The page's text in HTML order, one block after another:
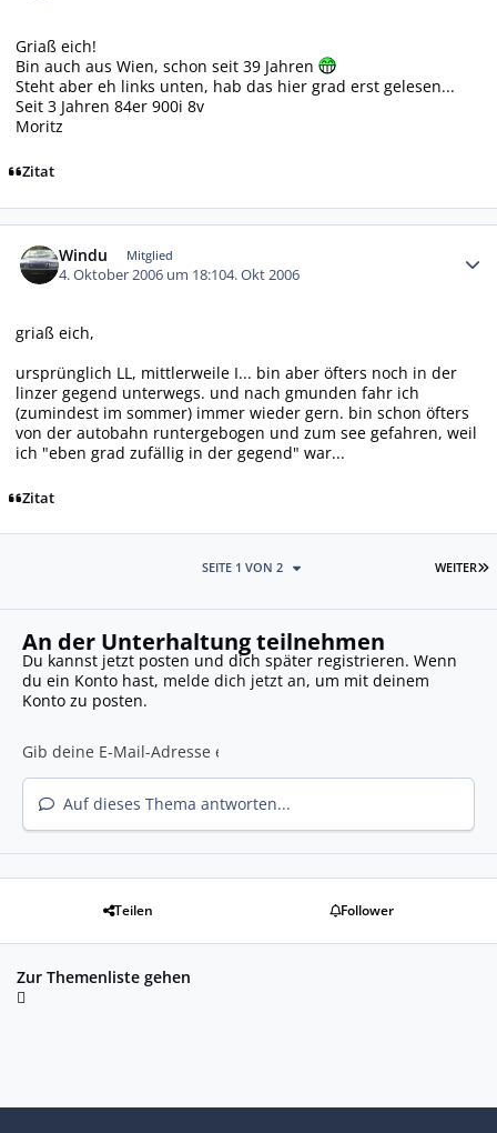
Griaß eich!
Bin auch aus Wien, schon seit 39 Jahren
Steht aber eh links unten, hab das hier grad erst gelesen...
Seit 3 Jahren 84er 900i 8v
Moritz
Zitat
Windu Mitglied
4. Oktober 2006 um 18:104. Okt 2006
griaß eich,
ursprünglich LL, mittlerweile I... bin aber öfters noch in der
linzer gegend unterwegs. und nach gmunden fahr ich
(zumindest im sommer) immer wieder gern. bin schon öfters
von der autobahn runtergebogen und zum see gefahren, weil
ich "eben grad zufällig in der gegend" war...
Zitat
WEITER
SEITE 1 VON 2
An der Unterhaltung teilnehmen
Du kannst jetzt posten und dich später registrieren. Wenn
du ein Konto hast, melde dich jetzt an, um mit deinem
Konto zu posten.
Auf dieses Thema antworten...
Teilen Follower
Zur Themenliste gehen